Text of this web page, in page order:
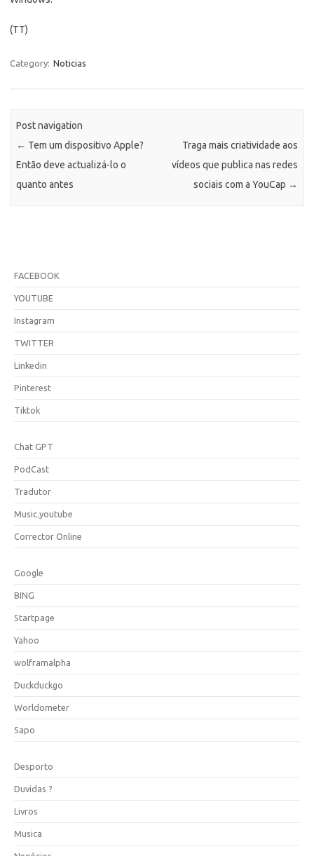
(TT)
Category: Noticias
Post navigation
← Tem um dispositivo Apple?
Então deve actualizá-lo o
quanto antes
Traga mais criatividade aos
vídeos que publica nas redes
sociais com a YouCap →
FACEBOOK
YOUTUBE
Instagram
TWITTER
Linkedin
Pinterest
Tiktok
Chat GPT
PodCast
Tradutor
Music.youtube
Corrector Online
Google
BING
Startpage
Yahoo
wolframalpha
Duckduckgo
Worldometer
Sapo
Desporto
Duvidas ?
Livros
Musica